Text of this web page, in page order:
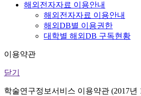
해외전자자료 이용안내
해외전자자료 이용안내
해외DB별 이용권한
대학별 해외DB 구독현황
이용약관
닫기
학술연구정보서비스 이용약관 (2017년